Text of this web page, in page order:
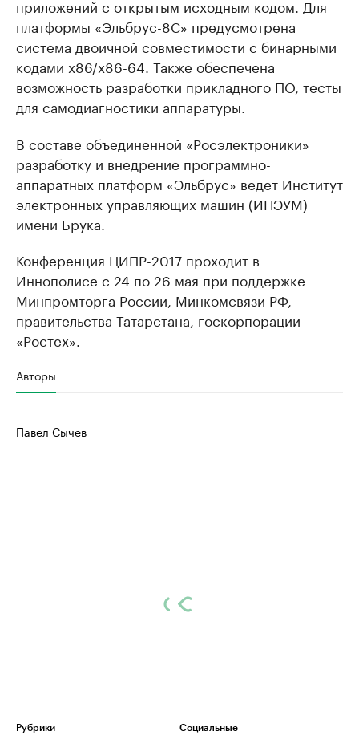
приложений с открытым исходным кодом. Для
платформы «Эльбрус-8С» предусмотрена
система двоичной совместимости с бинарными
кодами x86/х86-64. Также обеспечена
возможность разработки прикладного ПО, тесты
для самодиагностики аппаратуры.
В составе объединенной «Росэлектроники»
разработку и внедрение программно-
аппаратных платформ «Эльбрус» ведет Институт
электронных управляющих машин (ИНЭУМ)
имени Брука.
Конференция ЦИПР-2017 проходит в
Иннополисе с 24 по 26 мая при поддержке
Минпромторга России, Минкомсвязи РФ,
правительства Татарстана, госкорпорации
«Ростех».
Авторы
Павел Сычев
Рубрики
Социальные